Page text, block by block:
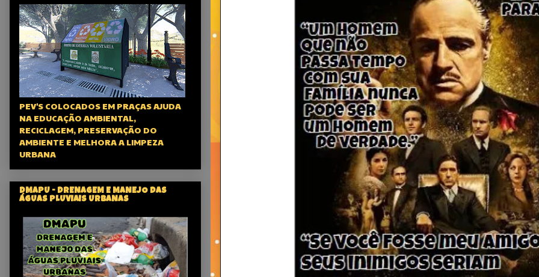
PEV'S COLOCADOS EM PRAÇAS AJUDA
NA EDUCAÇÃO AMBIENTAL,
RECICLAGEM, PRESERVAÇÃO DO
AMBIENTE E MELHORA A LIMPEZA
URBANA
DMAPU - DRENAGEM E MANEJO DAS
ÁGUAS PLUVIAIS URBANAS